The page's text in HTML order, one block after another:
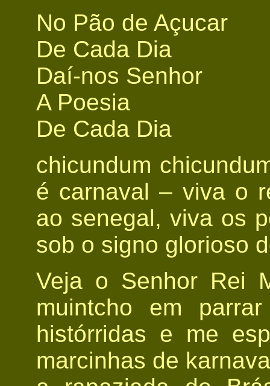
No Pão de Açucar
De Cada Dia
Daí-nos Senhor
A Poesia
De Cada Dia
chicundum
é carnaval – viva o
ao senegal, viva os
sob o signo glorioso
Veja o Senhor Rei
muintcho em
histórridas e me
marcinhas de